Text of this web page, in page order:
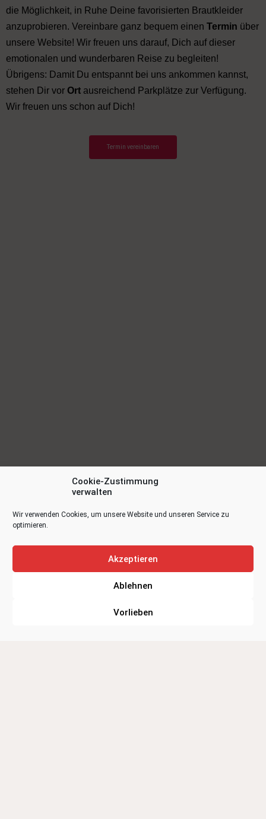
Cookie-Zustimmung
verwalten
Wir verwenden Cookies, um unsere Website und unseren Service zu
optimieren.
Akzeptieren
Ablehnen
Vorlieben
die Möglichkeit, in Ruhe Deine favorisierten Brautkleider
anzuprobieren. Vereinbare ganz bequem einen Termin über
unsere Website! Wir freuen uns darauf, Dich auf dieser
emotionalen und wunderbaren Reise zu begleiten!
Übrigens: Damit Du entspannt bei uns ankommen kannst,
stehen Dir vor Ort ausreichend Parkplätze zur Verfügung.
Wir freuen uns schon auf Dich!
Termin vereinbaren